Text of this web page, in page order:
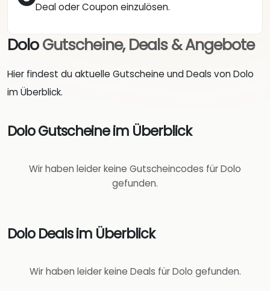
Deal oder Coupon einzulösen.
DoloGutscheine, Deals & Angebote
Hier findest du aktuelle Gutscheine und Deals von Dolo
im Überblick.
Dolo Gutscheine im Überblick
Wir haben leider keine Gutscheincodes für Dolo
gefunden.
Dolo Deals im Überblick
Wir haben leider keine Deals für Dolo gefunden.